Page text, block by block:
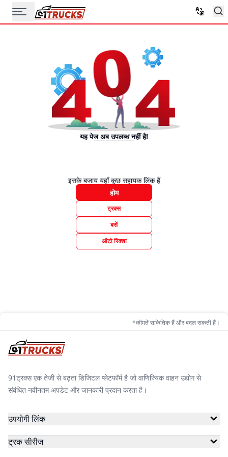
यह पेज अब उपलब्ध नहीं है!
इसके बजाय यहाँ कुछ सहायक लिंक हैं
होम
ट्रक्स
बसें
ऑटो रिक्शा
*कीमतें सांकेतिक हैं और बदल सकती हैं।
91ट्रक्स एक तेजी से बढ़ता डिजिटल प्लेटफॉर्म है जो वाणिज्यिक वाहन उद्योग से
संबंधित नवीनतम अपडेट और जानकारी प्रदान करता है।
उपयोगी लिंक
ट्रक सीरीज